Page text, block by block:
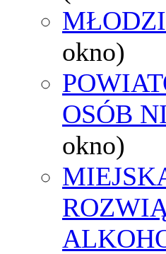
okno)
OSÓB
okno)